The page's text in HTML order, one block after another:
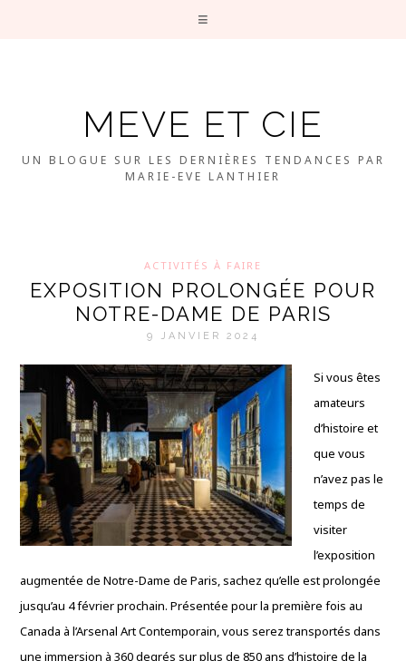
MEVE ET CIE
UN BLOGUE SUR LES DERNIÈRES TENDANCES PAR
MARIE-EVE LANTHIER
ACTIVITÉS À FAIRE
EXPOSITION PROLONGÉE POUR
NOTRE-DAME DE PARIS
9 JANVIER 2024
Si vous êtes
amateurs
d’histoire et
que vous
n’avez pas le
temps de
visiter
l’exposition
augmentée de Notre-Dame de Paris, sachez qu’elle est prolongée
jusqu’au 4 février prochain. Présentée pour la première fois au
Canada à l’Arsenal Art Contemporain, vous serez transportés dans
une immersion à 360 degrés sur plus de 850 ans d’histoire de la